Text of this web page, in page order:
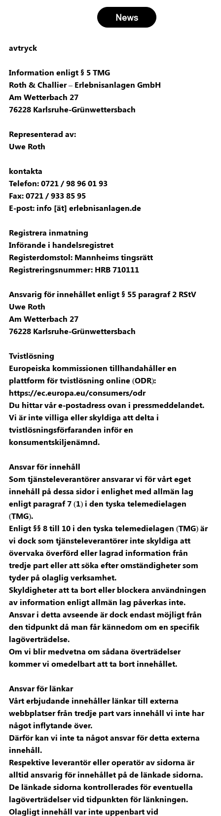
News
avtryck
Information enligt § 5 TMG
Roth & Challier – Erlebnisanlagen GmbH
Am Wetterbach 27
76228 Karlsruhe-Grünwettersbach
Representerad av:
Uwe Roth
kontakta
Telefon: 0721 / 98 96 01 93
Fax: 0721 / 933 85 95
E-post: info [ät] erlebnisanlagen.de
Registrera inmatning
Införande i handelsregistret
Registerdomstol: Mannheims tingsrätt
Registreringsnummer: HRB 710111
Ansvarig för innehållet enligt § 55 paragraf 2 RStV
Uwe Roth
Am Wetterbach 27
76228 Karlsruhe-Grünwettersbach
Tvistlösning
Europeiska kommissionen tillhandahåller en
plattform för tvistlösning online (ODR):
https://ec.europa.eu/consumers/odr
Du hittar vår e-postadress ovan i pressmeddelandet.
Vi är inte villiga eller skyldiga att delta i
tvistlösningsförfaranden inför en
konsumentskiljenämnd.
Ansvar för innehåll
Som tjänsteleverantörer ansvarar vi för vårt eget
innehåll på dessa sidor i enlighet med allmän lag
enligt paragraf 7 (1) i den tyska telemedielagen
(TMG).
Enligt §§ 8 till 10 i den tyska telemedielagen (TMG) är
vi dock som tjänsteleverantörer inte skyldiga att
övervaka överförd eller lagrad information från
tredje part eller att söka efter omständigheter som
tyder på olaglig verksamhet.
Skyldigheter att ta bort eller blockera användningen
av information enligt allmän lag påverkas inte.
Ansvar i detta avseende är dock endast möjligt från
den tidpunkt då man får kännedom om en specifik
lagöverträdelse.
Om vi blir medvetna om sådana överträdelser
kommer vi omedelbart att ta bort innehållet.
Ansvar för länkar
Vårt erbjudande innehåller länkar till externa
webbplatser från tredje part vars innehåll vi inte har
något inflytande över.
Därför kan vi inte ta något ansvar för detta externa
innehåll.
Respektive leverantör eller operatör av sidorna är
alltid ansvarig för innehållet på de länkade sidorna.
De länkade sidorna kontrollerades för eventuella
lagöverträdelser vid tidpunkten för länkningen.
Olagligt innehåll var inte uppenbart vid